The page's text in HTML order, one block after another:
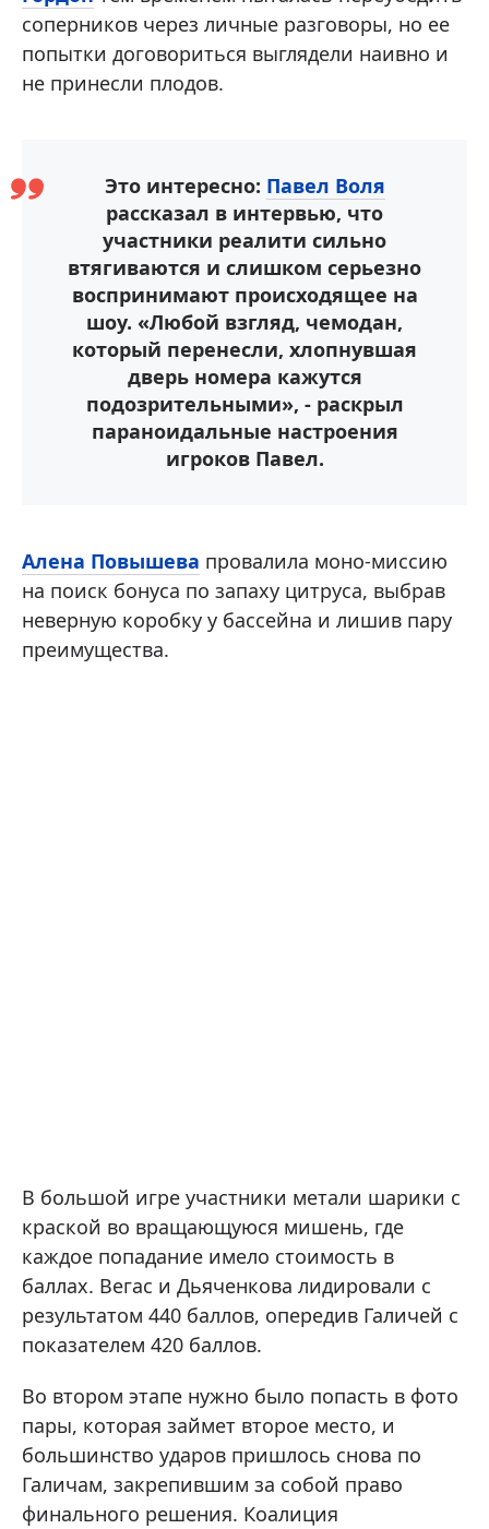
соперников через личные разговоры, но ее
попытки договориться выглядели наивно и
не принесли плодов.
Это интересно: Павел Воля
рассказал в интервью, что
участники реалити сильно
втягиваются и слишком серьезно
воспринимают происходящее на
шоу. «Любой взгляд, чемодан,
который перенесли, хлопнувшая
дверь номера кажутся
подозрительными», - раскрыл
параноидальные настроения
игроков Павел.
Алена Повышева провалила моно-миссию
на поиск бонуса по запаху цитруса, выбрав
неверную коробку у бассейна и лишив пару
преимущества.
В большой игре участники метали шарики с
краской во вращающуюся мишень, где
каждое попадание имело стоимость в
баллах. Вегас и Дьяченкова лидировали с
результатом 440 баллов, опередив Галичей с
показателем 420 баллов.
Во втором этапе нужно было попасть в фото
пары, которая займет второе место, и
большинство ударов пришлось снова по
Галичам, закрепившим за собой право
финального решения. Коалиция